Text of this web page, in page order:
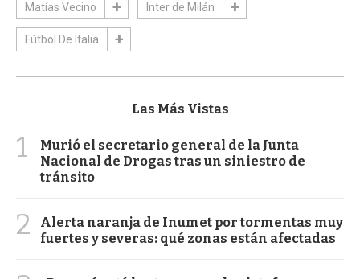
Matías Vecino Inter de Milán
Fútbol De Italia
Las Más Vistas
1
Murió el secretario general de la Junta
Nacional de Drogas tras un siniestro de
tránsito
2
Alerta naranja de Inumet por tormentas muy
fuertes y severas: qué zonas están afectadas